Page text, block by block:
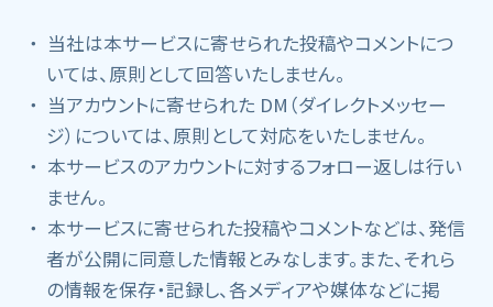
当社は本サービスに寄せられた投稿やコメントにつ
いては、原則として回答いたしません。
当アカウントに寄せられた DM（ダイレクトメッセー
ジ）については、原則として対応をいたしません。
本サービスのアカウントに対するフォロー返しは行い
ません。
本サービスに寄せられた投稿やコメントなどは、発信
者が公開に同意した情報とみなします。また、それら
の情報を保存・記録し、各メディアや媒体などに掲